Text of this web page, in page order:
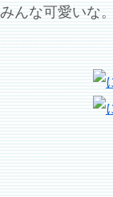
みんな可愛いな。